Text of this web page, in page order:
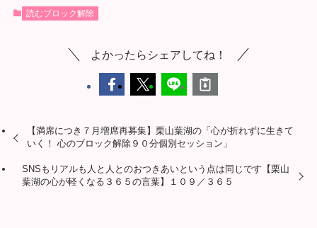
読むブロック解除
よかったらシェアしてね！
【満席につき７月増席再募集】栗山葉湖の「心が折れずに生きて
いく！ 心のブロック解除９０分個別セッション」
SNSもリアルも人と人とのおつきあいという点は同じです【栗山
葉湖の心が軽くなる３６５の言葉】１０９／３６５